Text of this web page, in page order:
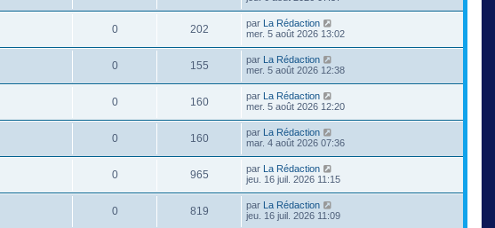
0 202 par La Rédaction
mer. 5 août 2026 13:02
0 155 par La Rédaction
mer. 5 août 2026 12:38
0 160 par La Rédaction
mer. 5 août 2026 12:20
0 160 par La Rédaction
mar. 4 août 2026 07:36
0 965 par La Rédaction
jeu. 16 juil. 2026 11:15
0 819 par La Rédaction
jeu. 16 juil. 2026 11:09